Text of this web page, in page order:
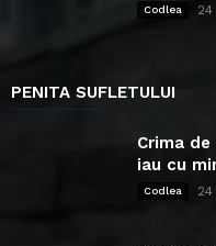
Codlea
PENITA SUFLETULUI
Crima
iau cu
Codlea